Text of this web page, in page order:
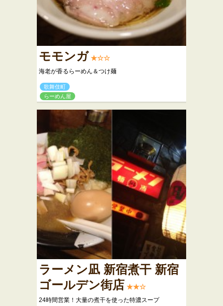
モモンガ ★☆☆
海老が香るらーめん＆つけ麺
歌舞伎町
らーめん屋
ラーメン凪 新宿煮干 新宿
ゴールデン街店 ★★☆
24時間営業！大量の煮干を使った特濃スープ